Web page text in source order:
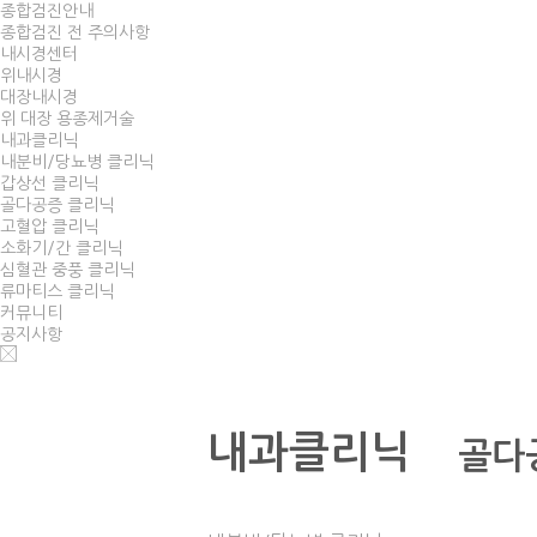
종합검진안내
종합검진 전 주의사항
내시경센터
위내시경
대장내시경
위 대장 용종제거술
내과클리닉
내분비/당뇨병 클리닉
갑상선 클리닉
골다공증 클리닉
고혈압 클리닉
소화기/간 클리닉
심혈관 중풍 클리닉
류마티스 클리닉
커뮤니티
공지사항
내과클리닉 골다